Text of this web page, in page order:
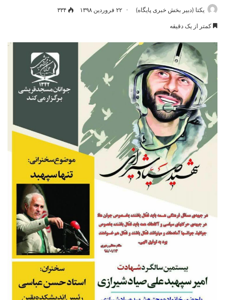
یکتا (دبیر بخش خبری پایگاه) ۲۲ فروردین ۱۳۹۸ ۳۳۴
کمتر از یک دقیقه